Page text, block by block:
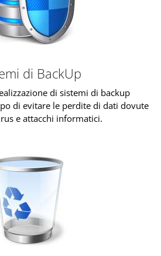
di BackUp
di sistemi di backup
di evitare le perdite di dati dovute
e attacchi informatici.